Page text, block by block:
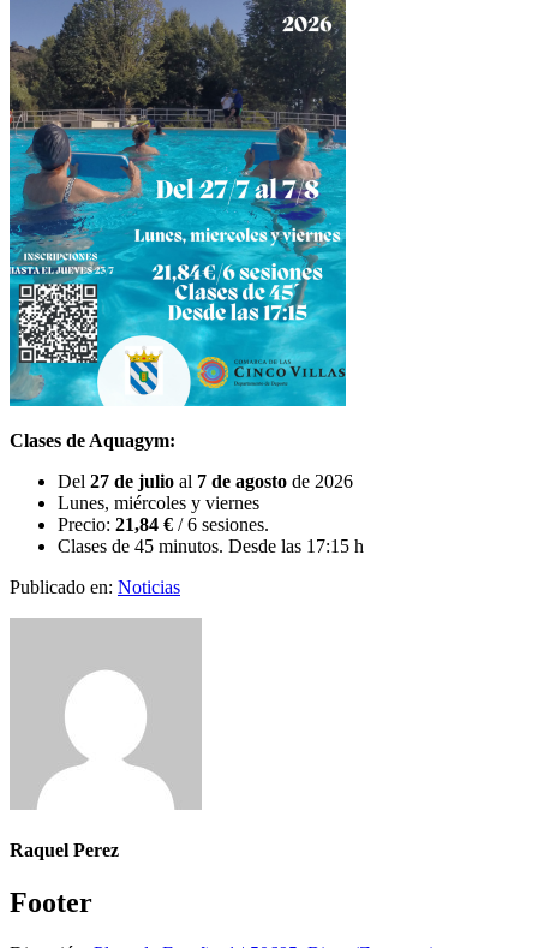
Clases de Aquagym:
Del 27 de julio al 7 de agosto de 2026
Lunes, miércoles y viernes
Precio: 21,84 € / 6 sesiones.
Clases de 45 minutos. Desde las 17:15 h
Publicado en: Noticias
Raquel Perez
Footer